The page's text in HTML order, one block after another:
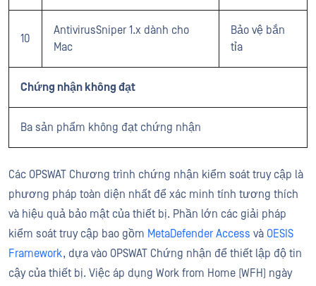
10
AntivirusSniper 1.x dành cho
Mac
Bảo vệ bắn
tỉa
Chứng nhận không đạt
Ba sản phẩm không đạt chứng nhận
Các OPSWAT Chương trình chứng nhận kiểm soát truy cập là
phương pháp toàn diện nhất để xác minh tính tương thích
và hiệu quả bảo mật của thiết bị. Phần lớn các giải pháp
kiểm soát truy cập bao gồm MetaDefender Access và OESIS
Framework, dựa vào OPSWAT Chứng nhận để thiết lập độ tin
cậy của thiết bị. Việc áp dụng Work from Home (WFH) ngày